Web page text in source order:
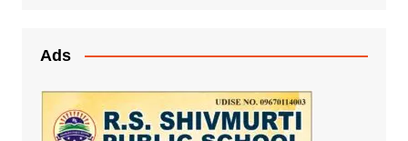
Ads